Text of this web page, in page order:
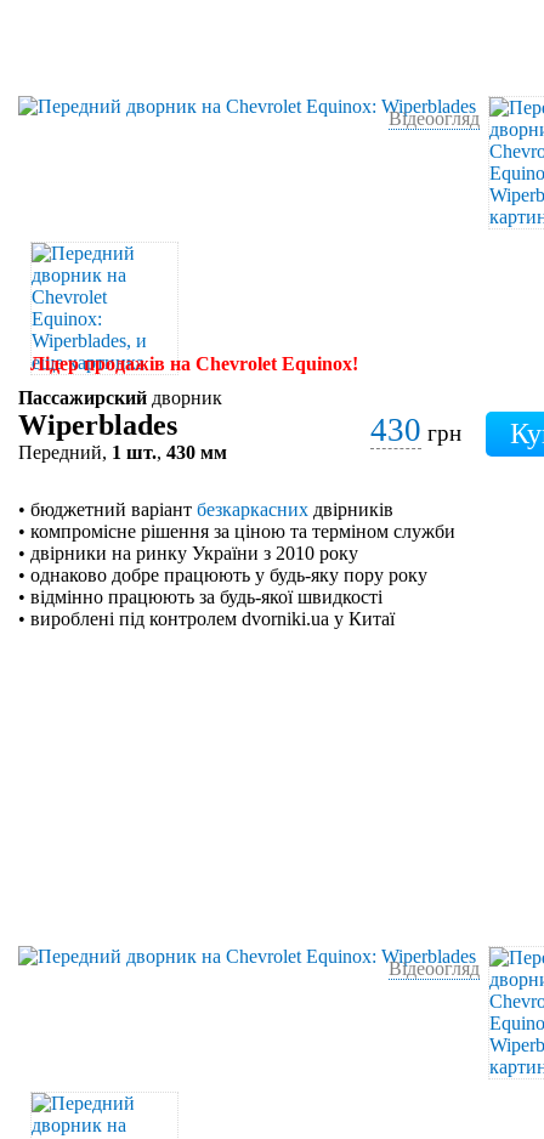
Відеоогляд
Лідер продажів на Chevrolet Equinox!
Пассажирский дворник
Wiperblades
Передний, 1 шт., 430 мм
430 грн
• бюджетний варіант безкаркасних двірників
• компромісне рішення за ціною та терміном служби
• двірники на ринку України з 2010 року
• однаково добре працюють у будь-яку пору року
• відмінно працюють за будь-якої швидкості
• вироблені під контролем dvorniki.ua у Китаї
Відеоогляд